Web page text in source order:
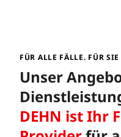
FÜR ALLE FÄLLE. FÜR
Unser
DEHN ist Ihr